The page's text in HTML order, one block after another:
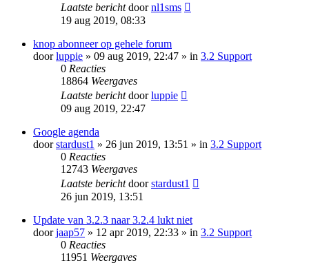
Laatste berichtdoornl1sms
19 aug 2019, 08:33
knop abonneer op gehele forum
doorluppie » 09 aug 2019, 22:47 » in 3.2 Support
0 Reacties
18864 Weergaves
Laatste berichtdoorluppie
09 aug 2019, 22:47
Google agenda
doorstardust1 » 26 jun 2019, 13:51 » in 3.2 Support
0 Reacties
12743 Weergaves
Laatste berichtdoorstardust1
26 jun 2019, 13:51
Update van 3.2.3 naar 3.2.4 lukt niet
doorjaap57 » 12 apr 2019, 22:33 » in 3.2 Support
0 Reacties
11951 Weergaves